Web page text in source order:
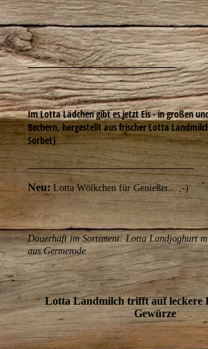
___________________________
Im Lotta Lädchen gibt es jetzt Eis - in großen
Bechern, hergestellt aus frischer Lotta
Sorbet)
______________________________
Neu: Lotta Wölkchen für Genießer... ;-)
Dauerhaft im Sortiment: Lotta Landjoghurt
aus Germerode
Lotta Landmilch trifft auf leckere
Gewürze